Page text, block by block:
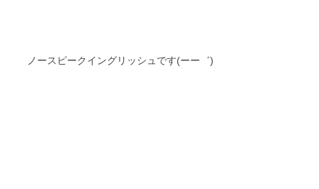
ノースピークイングリッシュです(ーー゛)